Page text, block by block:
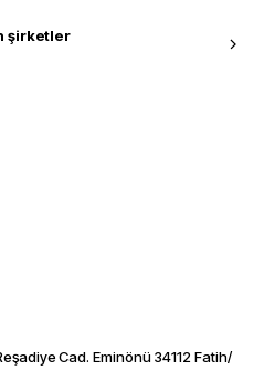
şirketler
Cad. Eminönü 34112 Fatih/